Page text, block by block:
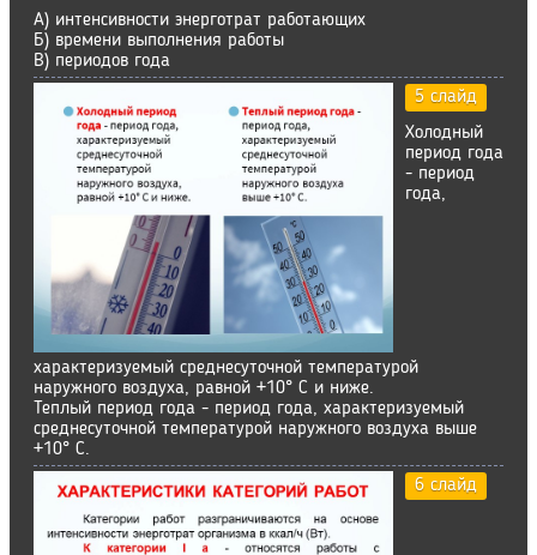
А) интенсивности энерготрат работающих
Б) времени выполнения работы
В) периодов года
5 слайд
Холодный
период года
- период
года,
характеризуемый среднесуточной температурой
наружного воздуха, равной +10° С и ниже.
Теплый период года - период года, характеризуемый
среднесуточной температурой наружного воздуха выше
+10° С.
6 слайд